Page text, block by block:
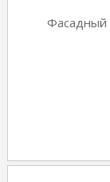
Фасадный